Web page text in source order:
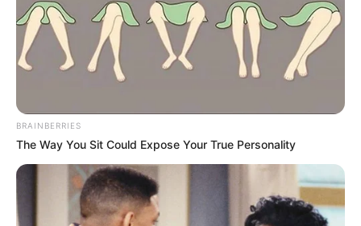
BRAINBERRIES
The Way You Sit Could Expose Your True Personality